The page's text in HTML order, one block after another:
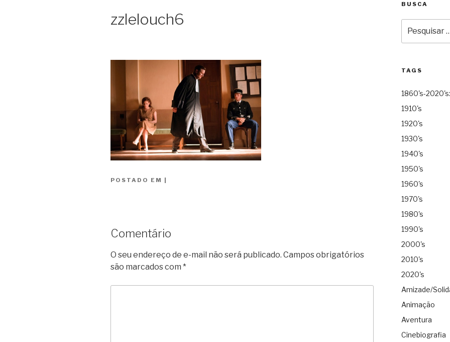
zzlelouch6
POSTADO EM |
Comentário
O seu endereço de e-mail não será publicado. Campos obrigatórios
são marcados com *
BUSCA
por:
TAGS
1860's-
1910's
1920's
1930's
1940's
1950's
1960's
1970's
1980's
1990's
2000's
2010's
2020's
Amizade/
Animação
Aventura
Cinebiografia